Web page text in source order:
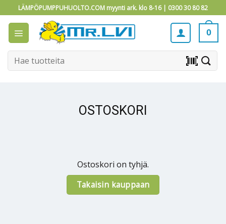
to
content
LÄMPÖPUMPPUHUOLTO.COM myynti ark. klo 8-16 | 0300 30 80 82
0
Etsi: barcode_scanner
OSTOSKORI
Ostoskori on tyhjä.
Takaisin kauppaan